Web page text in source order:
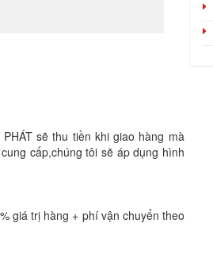
sẽ thu tiền khi giao hàng mà
cấp,chúng tôi sẽ áp dụng hình
giá trị hàng + phí vận chuyển theo